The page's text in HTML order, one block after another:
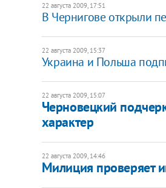
22 августа 2009, 17:51
В Чернигове открыли
22 августа 2009, 15:37
Украина и Польша
22 августа 2009, 15:07
Черновецкий
характер
22 августа 2009, 14:46
Милиция проверяет